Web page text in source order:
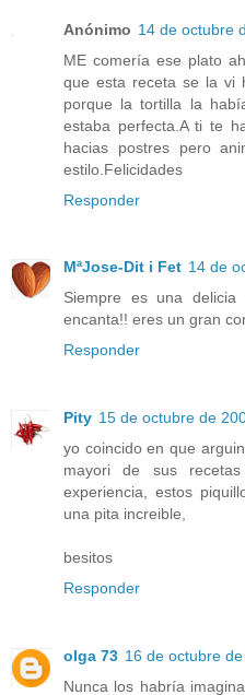
Anónimo 14 de octubre
ME comería ese plato
que esta receta se la vi
porque la tortilla la
estaba perfecta.A ti te
hacias postres pero
estilo.Felicidades
Responder
MªJose-Dit i Fet 14 de
Siempre es una
encanta!! eres un gran
Responder
Pity 15 de octubre de
yo coincido en que
mayori de sus
experiencia, estos
una pita increible,
besitos
Responder
olga 73 16 de octubre
Nunca los habría